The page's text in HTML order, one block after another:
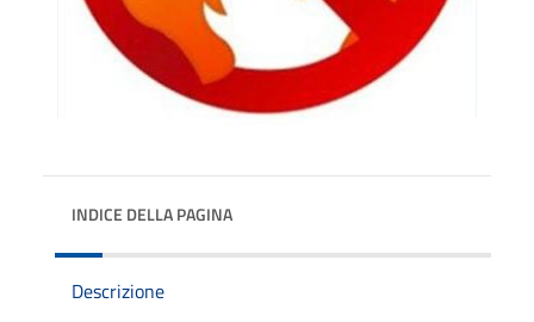
INDICE DELLA PAGINA
Descrizione